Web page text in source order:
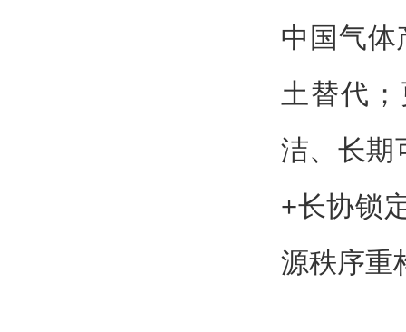
中国气
土替代
洁、长期
+长协锁
源秩序重